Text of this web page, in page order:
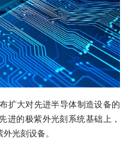
扩大对先进半导体制造设备的
进的极紫外光刻系统基础上，
光刻设备。